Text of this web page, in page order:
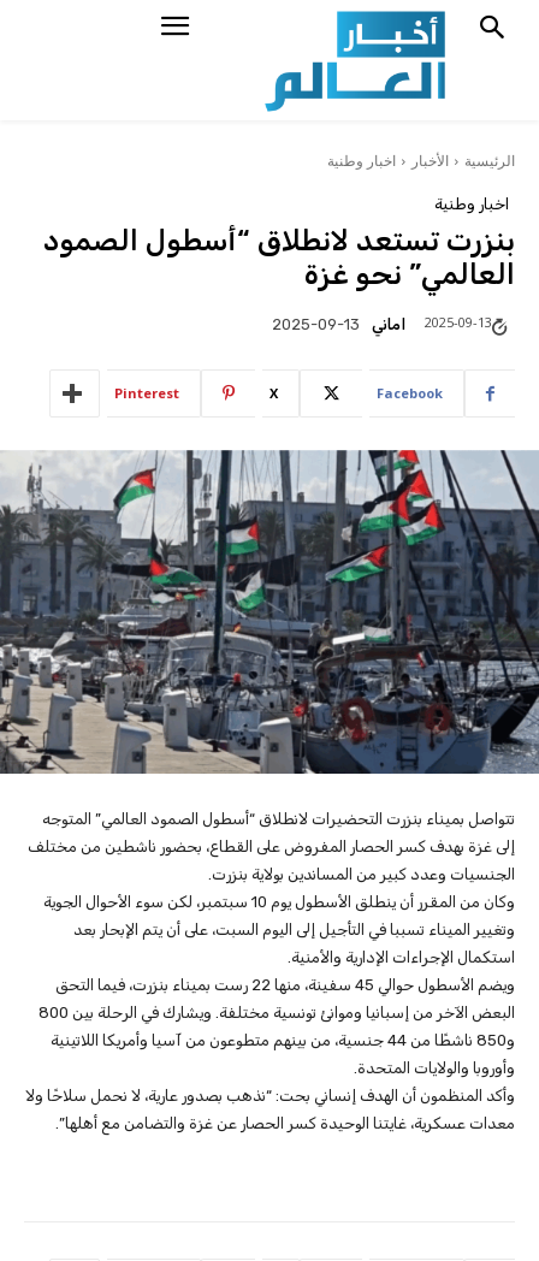
الرئيسية الأخبار اخبار وطنية
اخبار وطنية
بنزرت تستعد لانطلاق “أسطول الصمود
العالمي” نحو غزة
اماني 2025-09-13 2025-09-13
Facebook
X
Pinterest
تتواصل بميناء بنزرت التحضيرات لانطلاق “أسطول الصمود العالمي” المتوجه
إلى غزة بهدف كسر الحصار المفروض على القطاع، بحضور ناشطين من مختلف
الجنسيات وعدد كبير من المساندين بولاية بنزرت.
وكان من المقرر أن ينطلق الأسطول يوم 10 سبتمبر، لكن سوء الأحوال الجوية
وتغيير الميناء تسببا في التأجيل إلى اليوم السبت، على أن يتم الإبحار بعد
استكمال الإجراءات الإدارية والأمنية.
ويضم الأسطول حوالي 45 سفينة، منها 22 رست بميناء بنزرت، فيما التحق
البعض الآخر من إسبانيا وموانئ تونسية مختلفة. ويشارك في الرحلة بين 800
و850 ناشطًا من 44 جنسية، من بينهم متطوعون من آسيا وأمريكا اللاتينية
وأوروبا والولايات المتحدة.
وأكد المنظمون أن الهدف إنساني بحت: “نذهب بصدور عارية، لا نحمل سلاحًا ولا
معدات عسكرية، غايتنا الوحيدة كسر الحصار عن غزة والتضامن مع أهلها”.